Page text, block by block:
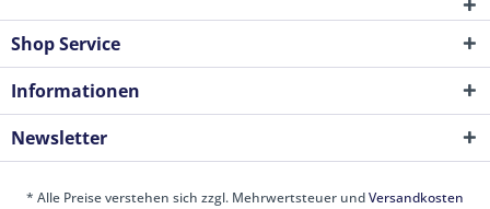
Shop Service
Informationen
Newsletter
* Alle Preise verstehen sich zzgl. Mehrwertsteuer undVersandkosten